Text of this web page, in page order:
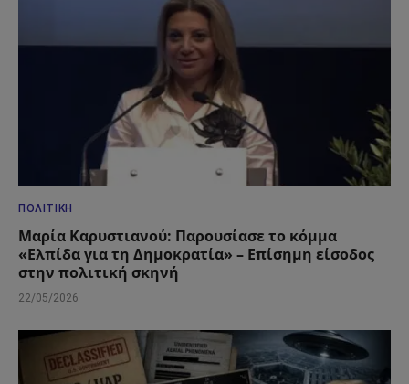
ΠΟΛΙΤΙΚΉ
Μαρία Καρυστιανού: Παρουσίασε το κόμμα
«Ελπίδα για τη Δημοκρατία» – Επίσημη είσοδος
στην πολιτική σκηνή
22/05/2026